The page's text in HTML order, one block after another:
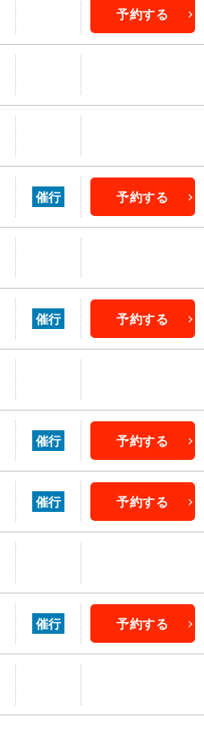
予約する
催行 予約する
催行 予約する
催行 予約する
催行 予約する
催行 予約する